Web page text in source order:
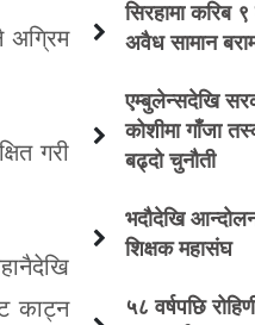
गरी
काट्न
सिरहामा करिब
अवैध सामान
एम्बुलेन्सदेखि
कोशीमा गाँजा
बढ्दो चुनौती
भदौदेखि
शिक्षक महासंघ
५८ वर्षपछि